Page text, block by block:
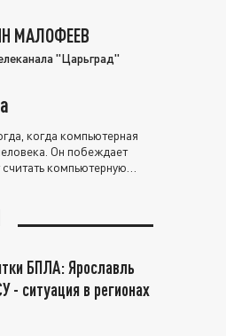
МАЛОФЕЕВ
"Царьград"
когда компьютерная
Он побеждает
компьютерную
БПЛА: Ярославль
- ситуация в регионах